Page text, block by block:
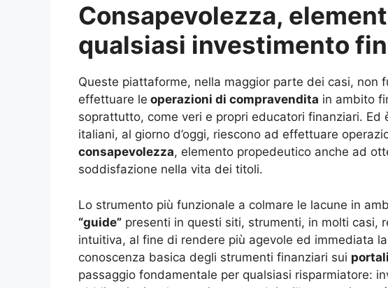
Consapevolezza,
qualsiasi investimento
Queste piattaforme, nella maggior parte dei casi, non
effettuare le operazioni di compravendita in ambito
soprattutto, come veri e propri educatori finanziari. Ed
italiani, al giorno d’oggi, riescono ad effettuare
consapevolezza, elemento propedeutico anche ad
soddisfazione nella vita dei titoli.
Lo strumento più funzionale a colmare le lacune in
“guide” presenti in questi siti, strumenti, in molti casi,
intuitiva, al fine di rendere più agevole ed immediata
conoscenza basica degli strumenti finanziari sui
passaggio fondamentale per qualsiasi risparmiatore: